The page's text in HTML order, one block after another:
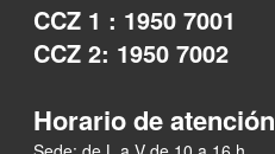
CCZ 1 : 1950 7001
CCZ 2: 1950 7002
Horario de atención